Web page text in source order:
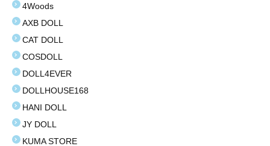
4Woods
AXB DOLL
CAT DOLL
COSDOLL
DOLL4EVER
DOLLHOUSE168
HANI DOLL
JY DOLL
KUMA STORE